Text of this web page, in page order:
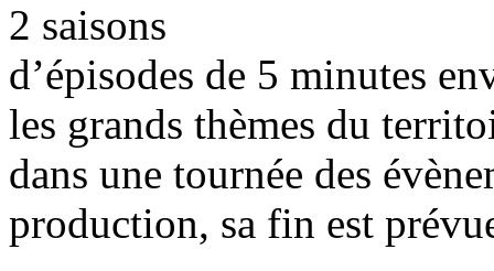
2 saisons
d’épisodes de 5 minutes
les grands thèmes du
dans une tournée des
production, sa fin est